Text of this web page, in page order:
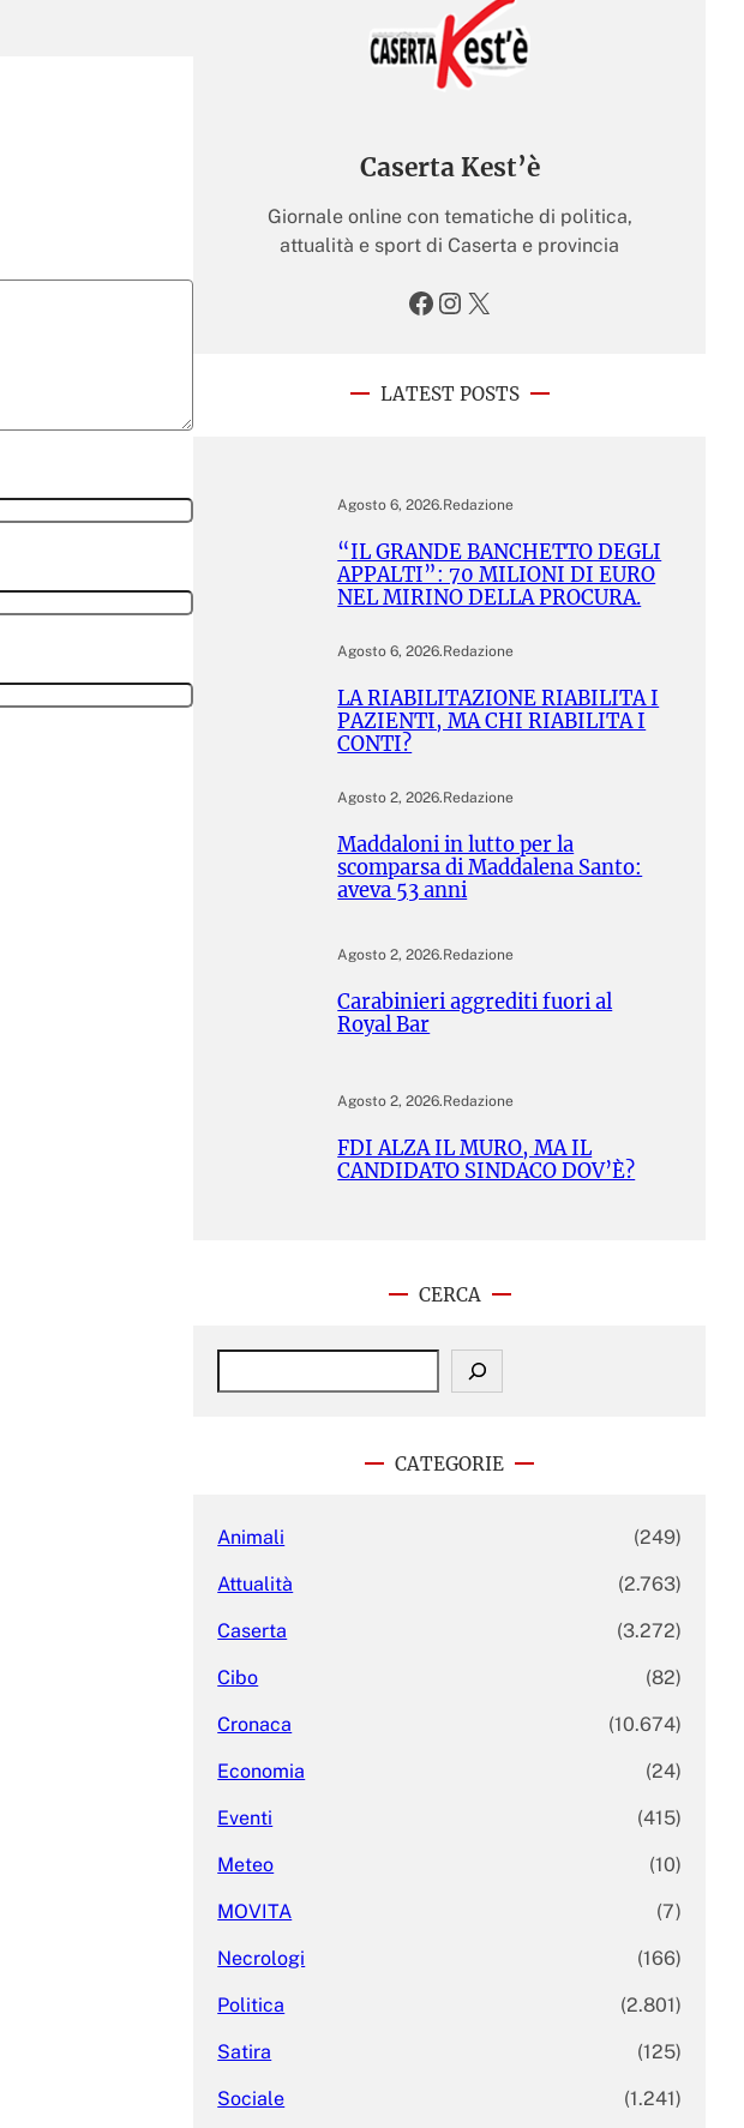
Caserta Kest’è
Giornale online con tematiche di politica,
attualità e sport di Caserta e provincia
Facebook Instagram X
LATEST POSTS
Agosto 6, 2026.Redazione
“IL GRANDE BANCHETTO DEGLI
APPALTI”: 70 MILIONI DI EURO
NEL MIRINO DELLA PROCURA.
Agosto 6, 2026.Redazione
LA RIABILITAZIONE RIABILITA I
PAZIENTI, MA CHI RIABILITA I
CONTI?
Agosto 2, 2026.Redazione
Maddaloni in lutto per la
scomparsa di Maddalena Santo:
aveva 53 anni
Agosto 2, 2026.Redazione
Carabinieri aggrediti fuori al
Royal Bar
Agosto 2, 2026.Redazione
FDI ALZA IL MURO, MA IL
CANDIDATO SINDACO DOV’È?
CERCA
S
CATEGORIE
Animali (249)
Attualità (2.763)
Caserta (3.272)
Cibo (82)
Cronaca (10.674)
Economia (24)
Eventi (415)
Meteo (10)
MOVITA (7)
Necrologi (166)
Politica (2.801)
Satira (125)
Sociale (1.241)